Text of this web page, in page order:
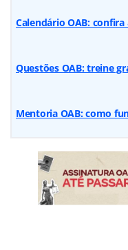
Calendário OAB: confira
Questões OAB: treine
Mentoria OAB: como